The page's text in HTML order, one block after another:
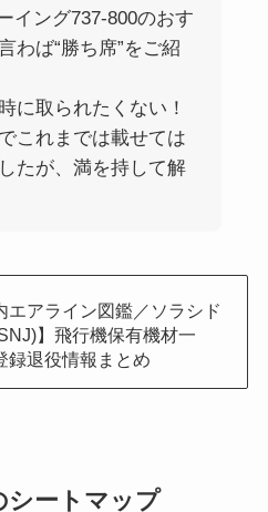
イング737-800のおす
わば“勝ち席”をご紹
に取られたくない！
これまでは載せては
たが、満を持して解
エアライン図鑑／ソラシド
】飛行機保有機材一
録退役情報まとめ
シートマップ